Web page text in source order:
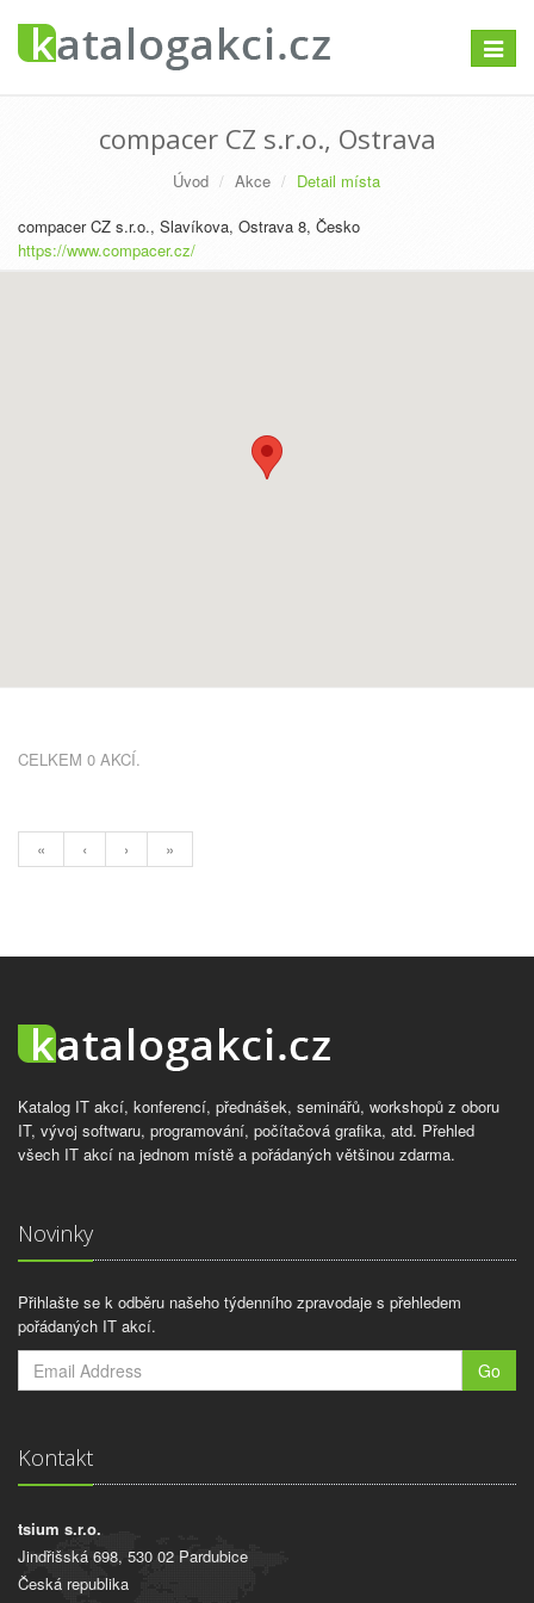
compacer CZ s.r.o., Ostrava
Úvod Akce
Detail místa
compacer CZ s.r.o., Slavíkova, Ostrava 8, Česko
https://www.compacer.cz/
CELKEM 0 AKCÍ.
« ‹ › »
Katalog IT akcí, konferencí, přednášek, seminářů, workshopů z oboru
IT, vývoj softwaru, programování, počítačová grafika, atd. Přehled
všech IT akcí na jednom místě a pořádaných většinou zdarma.
Novinky
Přihlašte se k odběru našeho týdenního zpravodaje s přehledem
pořádaných IT akcí.
Go
Kontakt
tsium s.r.o.
Jindřišská 698, 530 02 Pardubice
Česká republika